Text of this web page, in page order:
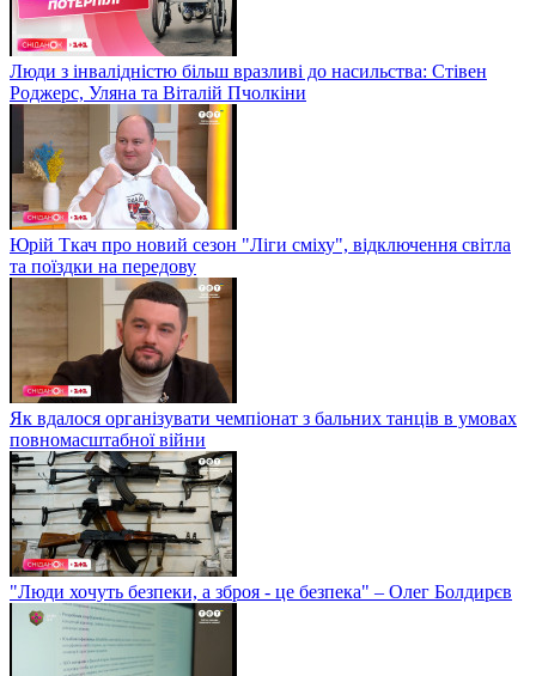
Люди з інвалідністю більш вразливі до насильства: Стівен
Роджерс, Уляна та Віталій Пчолкіни
Юрій Ткач про новий сезон "Ліги сміху", відключення світла
та поїздки на передову
Як вдалося організувати чемпіонат з бальних танців в умовах
повномасштабної війни
"Люди хочуть безпеки, а зброя - це безпека" – Олег Болдирєв